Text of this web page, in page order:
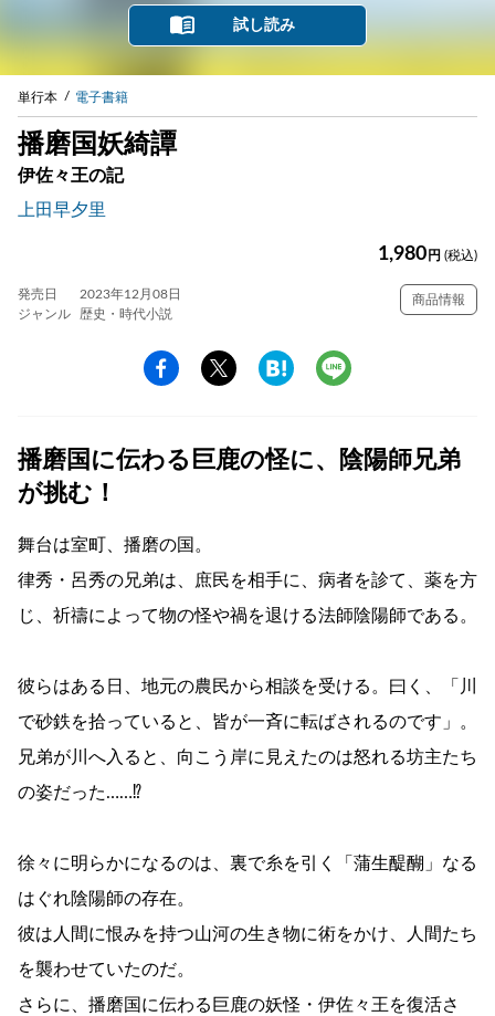
試し読み
単行本 電子書籍
播磨国妖綺譚
伊佐々王の記
上田早夕里
1,980 円 (税込)
発売日
2023年12月08日
ジャンル
歴史・時代小説
商品情報
播磨国に伝わる巨鹿の怪に、陰陽師兄弟
が挑む！
舞台は室町、播磨の国。
律秀・呂秀の兄弟は、庶民を相手に、病者を診て、薬を方
じ、祈禱によって物の怪や禍を退ける法師陰陽師である。
彼らはある日、地元の農民から相談を受ける。曰く、「川
で砂鉄を拾っていると、皆が一斉に転ばされるのです」。
兄弟が川へ入ると、向こう岸に見えたのは怒れる坊主たち
の姿だった……⁉
徐々に明らかになるのは、裏で糸を引く「蒲生醍醐」なる
はぐれ陰陽師の存在。
彼は人間に恨みを持つ山河の生き物に術をかけ、人間たち
を襲わせていたのだ。
さらに、播磨国に伝わる巨鹿の妖怪・伊佐々王を復活さ